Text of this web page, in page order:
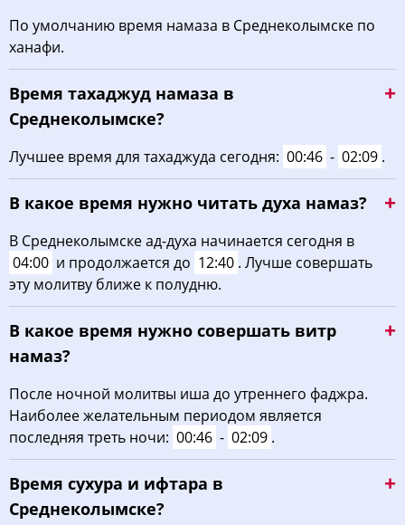
21, Пт 02:32 04:32 12:48 16:51 21:03 22:55
22, Сб
23, Вс 02:35 04:39 12:48 22:51
20:50 22:48
25, Вт 02:39 04:47 12:47 16:42 20:46 22:46
27, Чт 02:42 04:54 12:47 16:38 20:37 22:42
28, Пт 02:43 04:58 12:47 16:35 20:33 22:39
02:45 05:02 16:33 20:29
02:46 05:05 12:46 16:31 20:25 22:35
02:48 05:09 12:46 16:28 20:20
По умолчанию время намаза в Среднеколымске по
ханафи.
Время тахаджуд намаза в
Среднеколымске?
Лучшее время для тахаджуда сегодня: 00:46 - 02:09 .
В какое время нужно читать духа намаз?
В Среднеколымске ад-духа начинается сегодня в
04:00 и продолжается до 12:40 . Лучше совершать
эту молитву ближе к полудню.
В какое время нужно совершать витр
намаз?
После ночной молитвы иша до утреннего фаджра.
Наиболее желательным периодом является
последняя треть ночи: 00:46 - 02:09 .
Время сухура и ифтара в
Среднеколымске?